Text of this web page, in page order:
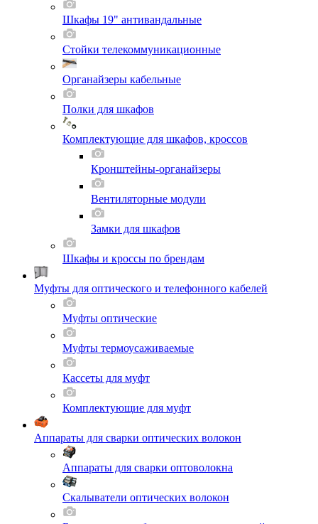
Шкафы 19" антивандальные
Стойки телекоммуникационные
Органайзеры кабельные
Полки для шкафов
Комплектующие для шкафов, кроссов
Кронштейны-органайзеры
Вентиляторные модули
Замки для шкафов
Шкафы и кроссы по брендам
Муфты для оптического и телефонного кабелей
Муфты оптические
Муфты термоусаживаемые
Кассеты для муфт
Комплектующие для муфт
Аппараты для сварки оптических волокон
Аппараты для сварки оптоволокна
Скалыватели оптических волокон